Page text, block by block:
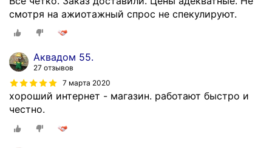
и
смотря на ажиотажный спрос не спекулируют.
Аквадом 55.
27 отзывов
7 марта 2020
хороший интернет - магазин. работают быстро и
честно.